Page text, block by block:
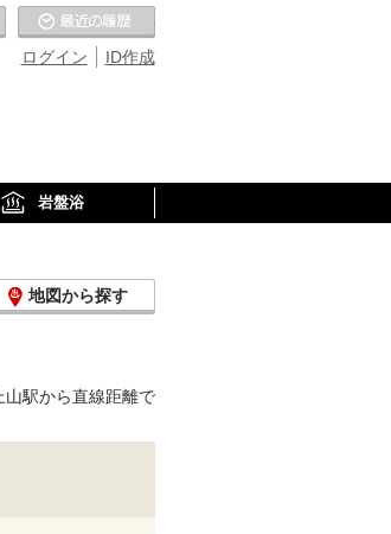
ID作成
ログイン
お気に入りの温泉
岩盤浴
地図から探す
駅から直線距離で